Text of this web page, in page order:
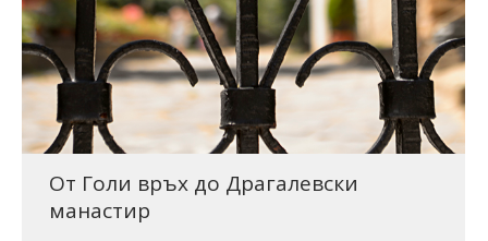
От Голи връх до Драгалевски
манастир